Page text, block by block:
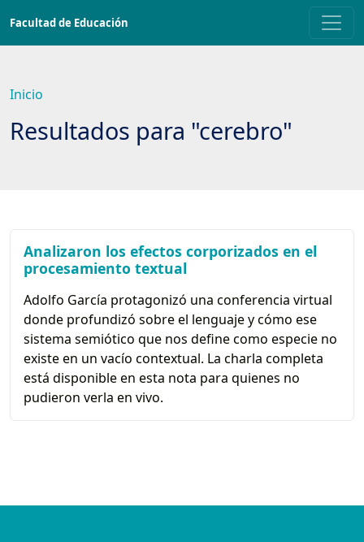
contenido
Facultad de Educación
Inicio
Resultados para "cerebro"
Analizaron los efectos corporizados en el
procesamiento textual
Adolfo García protagonizó una conferencia virtual
donde profundizó sobre el lenguaje y cómo ese
sistema semiótico que nos define como especie no
existe en un vacío contextual. La charla completa
está disponible en esta nota para quienes no
pudieron verla en vivo.